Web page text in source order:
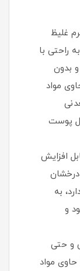
غلیظ
راحتی با
بدون
مواد
پوست
افزایش
۱۰ ساعت) دارد، به
و
و حتی
مواد